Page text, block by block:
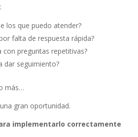
los que puedo atender?
falta de respuesta rápida?
con preguntas repetitivas?
dar seguimiento?
más…
gran oportunidad.
implementarlo correctamente